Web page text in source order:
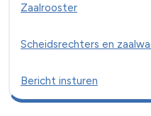
Zaalrooster
Scheidsrechters en
Bericht insturen